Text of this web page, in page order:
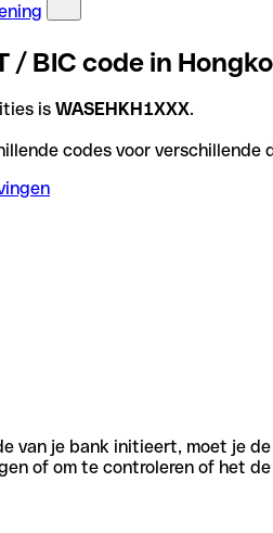
/ BIC code in
is WASEHKH1XXX.
codes voor
van je bank initieert, moet je
of om te controleren of het